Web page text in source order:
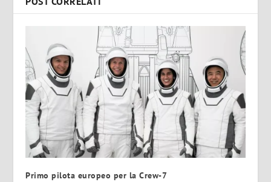
Primo pilota europeo per la Crew-7